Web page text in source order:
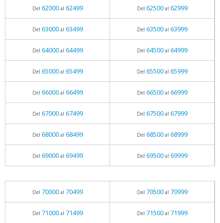
Del 62000al 62499 Del 62500al 62999
Del 63000al 63499 Del 63500al 63999
Del 64000al 64499 Del 64500al 64999
Del 65000al 65499 Del 65500al 65999
Del 66000al 66499 Del 66500al 66999
Del 67000al 67499 Del 67500al 67999
Del 68000al 68499 Del 68500al 68999
Del 69000al 69499 Del 69500al 69999
Del 70000al 70499 Del 70500al 70999
Del 71000al 71499 Del 71500al 71999